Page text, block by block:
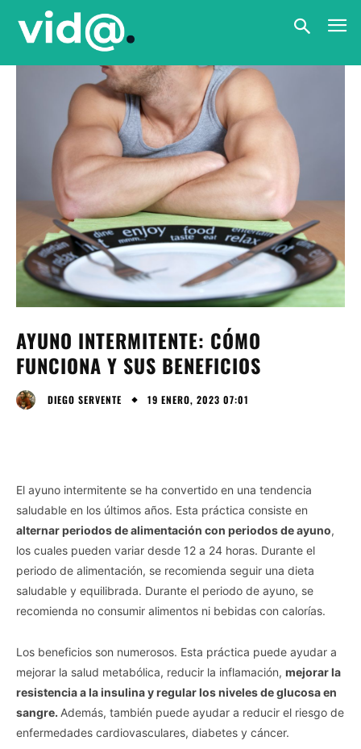
AYUNO INTERMITENTE: CÓMO
FUNCIONA Y SUS BENEFICIOS
DIEGO SERVENTE 19 ENERO, 2023 07:01
El ayuno intermitente se ha convertido en una tendencia
saludable en los últimos años. Esta práctica consiste en
alternar periodos de alimentación con periodos de ayuno,
los cuales pueden variar desde 12 a 24 horas. Durante el
periodo de alimentación, se recomienda seguir una dieta
saludable y equilibrada. Durante el periodo de ayuno, se
recomienda no consumir alimentos ni bebidas con calorías.
Los beneficios son numerosos. Esta práctica puede ayudar a
mejorar la salud metabólica, reducir la inflamación, mejorar la
resistencia a la insulina y regular los niveles de glucosa en
sangre. Además, también puede ayudar a reducir el riesgo de
enfermedades cardiovasculares, diabetes y cáncer.